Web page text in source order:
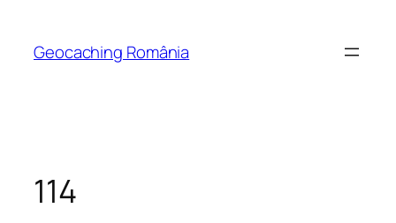
content
Geocaching România
114